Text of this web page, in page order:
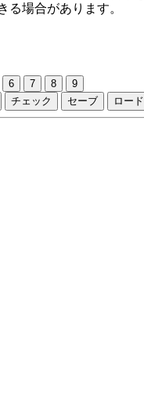
る場合があります。
6 7 8
9
チェック セーブ ロード